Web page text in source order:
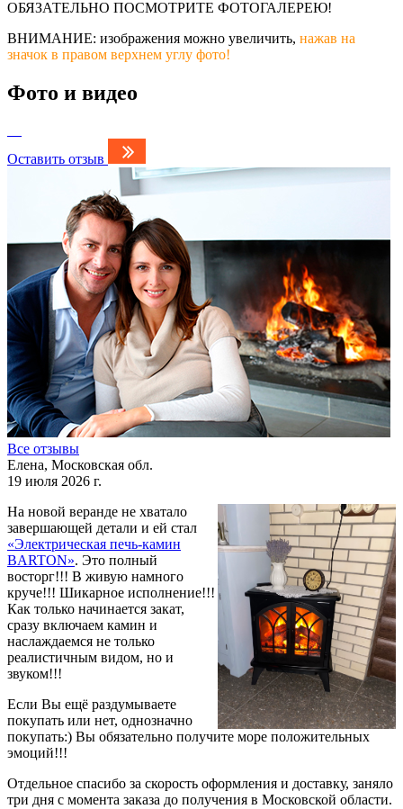
ОБЯЗАТЕЛЬНО ПОСМОТРИТЕ ФОТОГАЛЕРЕЮ!
ВНИМАНИЕ: изображения можно увеличить, нажав на
значок в правом верхнем углу фото!
Фото и видео
Оставить отзыв
Все отзывы
Елена, Московская обл.
19 июля 2026 г.
На новой веранде не хватало
завершающей детали и ей стал
«Электрическая печь-камин
BARTON». Это полный
восторг!!! В живую намного
круче!!! Шикарное исполнение!!!
Как только начинается закат,
сразу включаем камин и
наслаждаемся не только
реалистичным видом, но и
звуком!!!
Если Вы ещё раздумываете
покупать или нет, однозначно
покупать:) Вы обязательно получите море положительных
эмоций!!!
Отдельное спасибо за скорость оформления и доставку, заняло
три дня с момента заказа до получения в Московской области.